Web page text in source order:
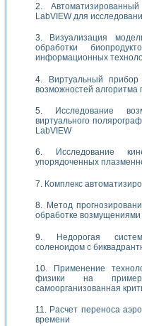
LabVIEW для
Визуализация
обработки
информационных
Виртуальный
возможностей алгоритма
Исследование
виртуального
LabVIEW
Исследование
упорядоченных
Комплекс
Метод
обработке возмущениями
Недорогая
соленоидом с
Применение
физики на
самоорганизованная
Расчет переноса
времени